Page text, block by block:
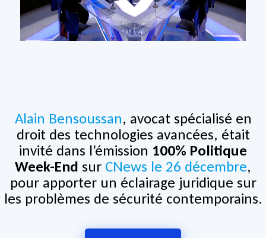
Alain Bensoussan, avocat spécialisé en
droit des technologies avancées, était
invité dans l’émission 100% Politique
Week-End sur CNews le 26 décembre,
pour apporter un éclairage juridique sur
les problèmes de sécurité contemporains.